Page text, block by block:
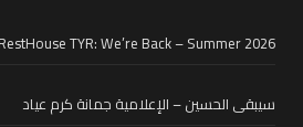
RestHouse TYR: We’re Back – Summer 2026
سيبقى الحسين – الإعلامية جمانة كرم عياد